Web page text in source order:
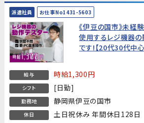
派遣社員 お仕事No1431-5603
《伊豆の国市》未経
使用するレジ機器の
です!【20代30代中
給与 時給1,300円
シフト [日勤]
勤務地 静岡県伊豆の国市
休日 土日祝休み 年間休日128日